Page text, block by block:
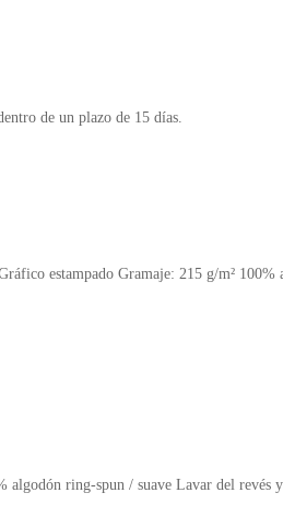
de un plazo de 15 días.
estampado Gramaje: 215 g/m² 100%
ring-spun / suave Lavar del revés